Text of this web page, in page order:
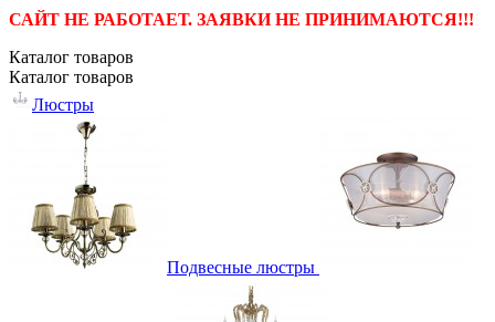
САЙТ НЕ РАБОТАЕТ. ЗАЯВКИ НЕ ПРИНИМАЮТСЯ!!!
Каталог товаров
Каталог товаров
Люстры
Подвесные люстры